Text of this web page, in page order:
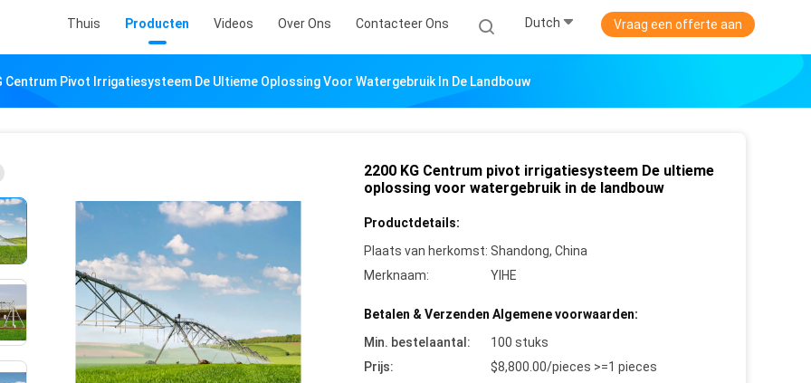
Thuis Producten Videos Over Ons Contacteer Ons Dutch Vraag een offerte aan
Centrum Pivot Irrigatiesysteem De Ultieme Oplossing Voor Watergebruik In De Landbouw
2200 KG Centrum pivot irrigatiesysteem De ultieme
oplossing voor watergebruik in de landbouw
Productdetails:
Plaats van herkomst: Shandong, China
Merknaam:
YIHE
Betalen & Verzenden Algemene voorwaarden:
Min. bestelaantal:
100 stuks
Prijs:
$8,800.00/pieces >=1 pieces